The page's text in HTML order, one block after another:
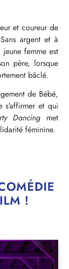
et coureur de
argent et à
femme est
père, lorsque
bâclé.
de Bébé,
s’affirmer et qui
Dancing met
féminine.
!